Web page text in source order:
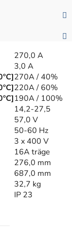
270,0 A
3,0 A
270A / 40%
220A / 60%
190A / 100%
14,2-27,5
57,0 V
50-60 Hz
3 x 400 V
16A träge
276,0 mm
687,0 mm
32,7 kg
IP 23